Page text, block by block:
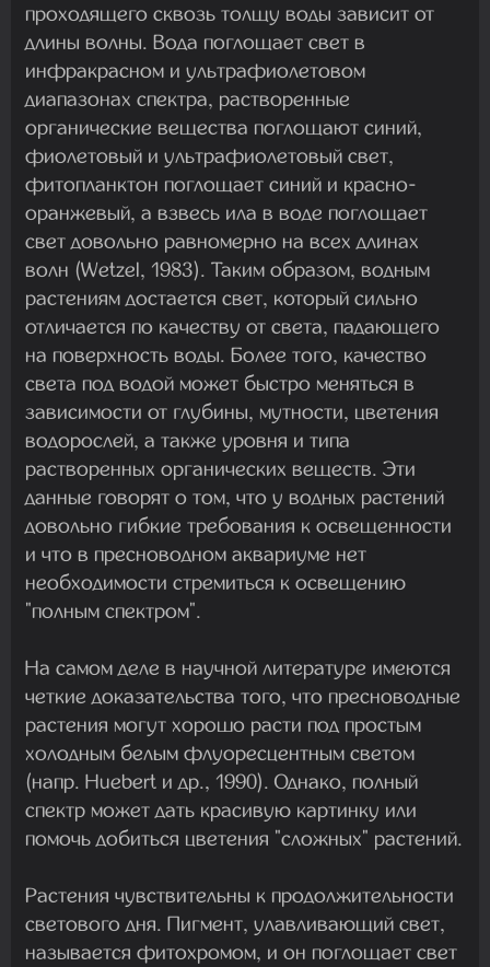
проходящего сквозь толщу воды зависит от
длины волны. Вода поглощает свет в
инфракрасном и ультрафиолетовом
диапазонах спектра, растворенные
органические вещества поглощают синий,
фиолетовый и ультрафиолетовый свет,
фитопланктон поглощает синий и красно-
оранжевый, а взвесь ила в воде поглощает
свет довольно равномерно на всех длинах
волн (Wetzel, 1983). Таким образом, водным
растениям достается свет, который сильно
отличается по качеству от света, падающего
на поверхность воды. Более того, качество
света под водой может быстро меняться в
зависимости от глубины, мутности, цветения
водорослей, а также уровня и типа
растворенных органических веществ. Эти
данные говорят о том, что у водных растений
довольно гибкие требования к освещенности
и что в пресноводном аквариуме нет
необходимости стремиться к освещению
"полным спектром".
На самом деле в научной литературе имеются
четкие доказательства того, что пресноводные
растения могут хорошо расти под простым
холодным белым флуоресцентным светом
(напр. Huebert и др., 1990). Однако, полный
спектр может дать красивую картинку или
помочь добиться цветения "сложных" растений.
Растения чувствительны к продолжительности
светового дня. Пигмент, улавливающий свет,
называется фитохромом, и он поглощает свет